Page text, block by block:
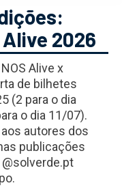
2026
Alive x
de bilhetes
(2 para o dia
o dia 11/07).
autores dos
publicações